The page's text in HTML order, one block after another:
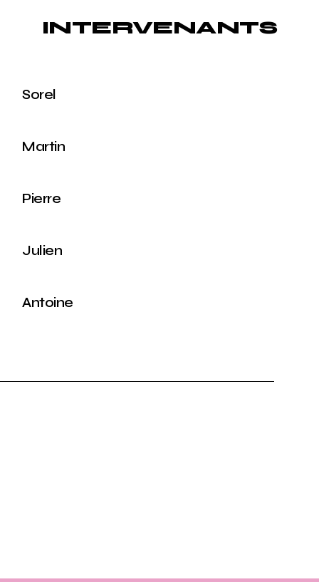
INTERVENANTS
Sorel
Martin
Pierre
Julien
Antoine